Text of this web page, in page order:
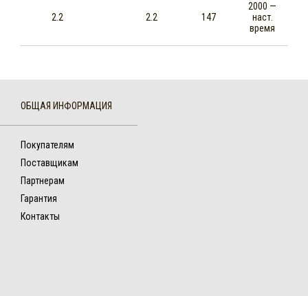
2.2 2.2 147
2000 —
наст.
время
ОБЩАЯ ИНФОРМАЦИЯ
Покупателям
Поставщикам
Партнерам
Гарантия
Контакты